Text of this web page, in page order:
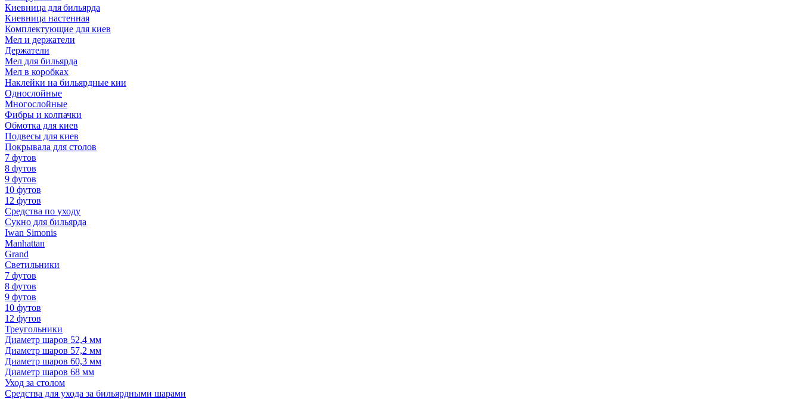
Киевница для бильярда
Киевница настенная
Комплектующие для киев
Мел и держатели
Держатели
Мел для бильярда
Мел в коробках
Наклейки на бильярдные кии
Однослойные
Многослойные
Фибры и колпачки
Обмотка для киев
Подвесы для киев
Покрывала для столов
7 футов
8 футов
9 футов
10 футов
12 футов
Средства по уходу
Сукно для бильярда
Iwan Simonis
Manhattan
Grand
Светильники
7 футов
8 футов
9 футов
10 футов
12 футов
Треугольники
Диаметр шаров 52,4 мм
Диаметр шаров 57,2 мм
Диаметр шаров 60,3 мм
Диаметр шаров 68 мм
Уход за столом
Средства для ухода за бильярдными шарами